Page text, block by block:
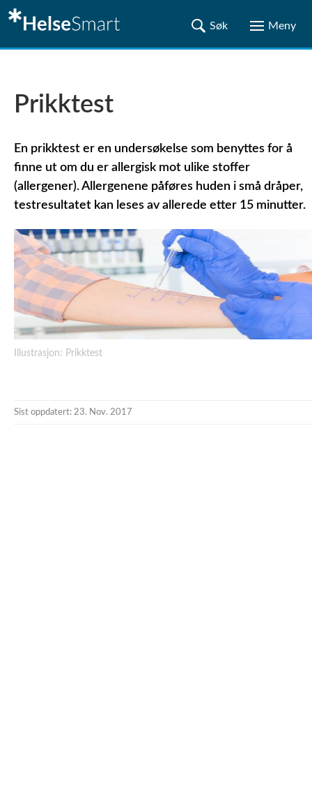
Prikktest
En prikktest er en undersøkelse som benyttes for å
finne ut om du er allergisk mot ulike stoffer
(allergener). Allergenene påføres huden i små dråper,
testresultatet kan leses av allerede etter 15 minutter.
Illustrasjon: Prikktest
Sist oppdatert: 23. Nov. 2017